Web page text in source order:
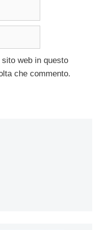
web in questo
che commento.